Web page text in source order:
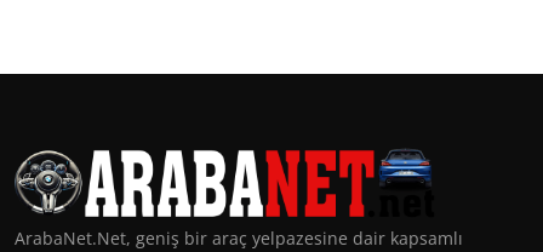
ArabaNet.Net, geniş bir araç yelpazesine dair kapsamlı